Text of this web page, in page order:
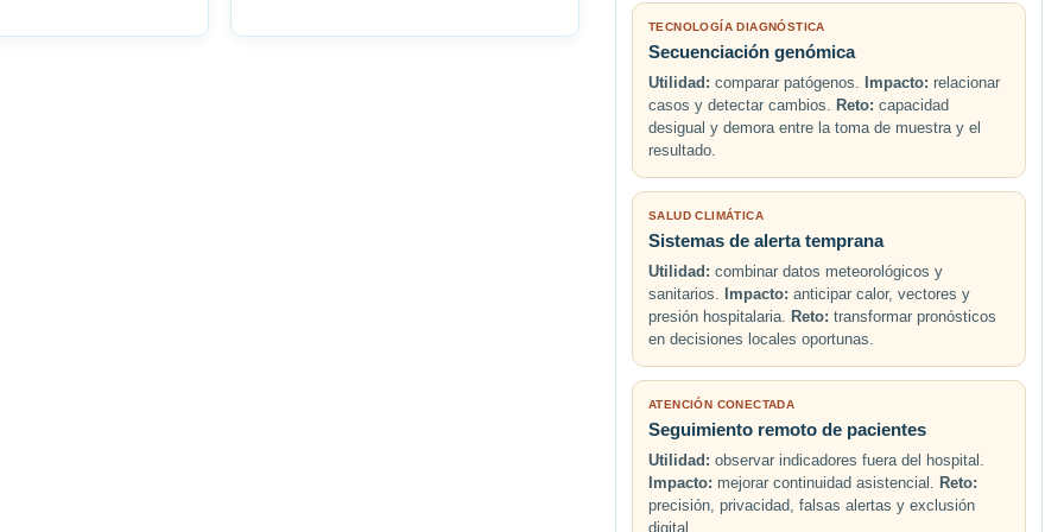
TECNOLOGÍA DIAGNÓSTICA
Secuenciación genómica
Utilidad: comparar patógenos. Impacto: relacionar
casos y detectar cambios. Reto: capacidad
desigual y demora entre la toma de muestra y el
resultado.
SALUD CLIMÁTICA
Sistemas de alerta temprana
Utilidad: combinar datos meteorológicos y
sanitarios. Impacto: anticipar calor, vectores y
presión hospitalaria. Reto: transformar pronósticos
en decisiones locales oportunas.
ATENCIÓN CONECTADA
Seguimiento remoto de pacientes
Utilidad: observar indicadores fuera del hospital.
Impacto: mejorar continuidad asistencial. Reto:
precisión, privacidad, falsas alertas y exclusión
digital.